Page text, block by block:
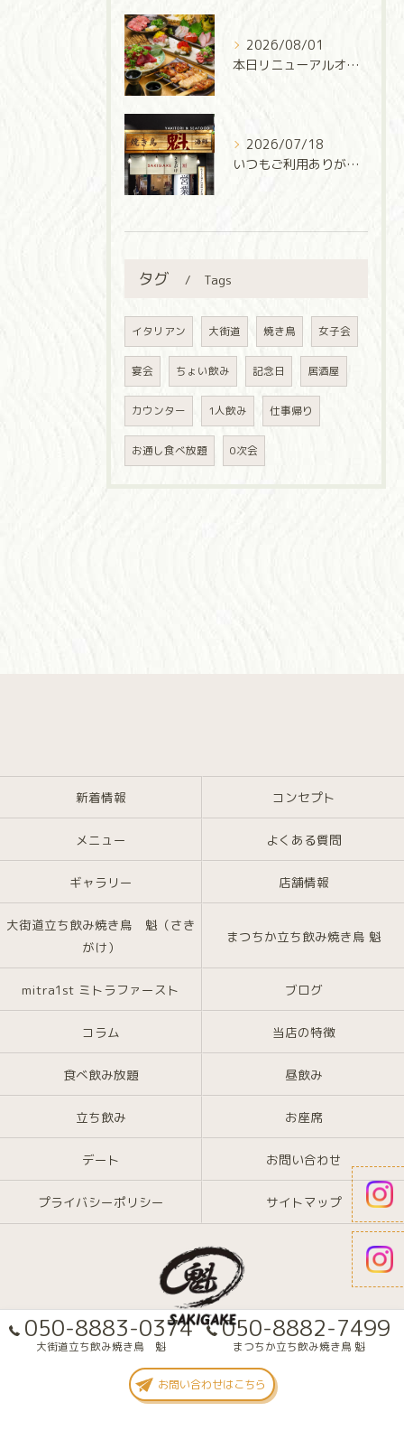
2026/08/01
本日リニューアルオープン‼️
2026/07/18
いつもご利用ありがとうございます✨
タグ Tags
イタリアン 大街道 焼き鳥 女子会
宴会 ちょい飲み 記念日 居酒屋
カウンター 1人飲み 仕事帰り
お通し食べ放題 0次会
050-8883-0374
大街道立ち飲み焼き鳥 魁
050-8882-7499
まつちか立ち飲み焼き鳥 魁
お問い合わせはこちら
新着情報 コンセプト
メニュー よくある質問
ギャラリー 店舗情報
大街道立ち飲み焼き鳥 魁（さき
がけ）
まつちか立ち飲み焼き鳥 魁
mitra1st ミトラファースト ブログ
コラム 当店の特徴
食べ飲み放題 昼飲み
立ち飲み お座席
デート お問い合わせ
プライバシーポリシー サイトマップ
© 2026 愛媛県大街道の焼き鳥なら大街道立ち飲み焼き鳥 魁(さきがけ) ALL
RIGHTS RESERVED.